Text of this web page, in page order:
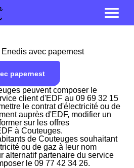
avec papernest
papernest
peuvent composer le
client d'EDF au 09 69 32 15
le contrat d'électricité ou de
auprès d'EDF, modifier un
sur les offres
à Couteuges.
de Couteuges souhaitant
ou de gaz à leur nom
alternatif partenaire du service
le 09 77 42 34 26.